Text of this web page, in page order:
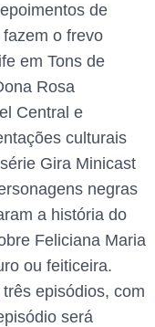
de
o frevo
em Tons de
Rosa
Central e
culturais
Gira Minicast
negras
a história do
Feliciana Maria
ou feiticeira.
episódios, com
será